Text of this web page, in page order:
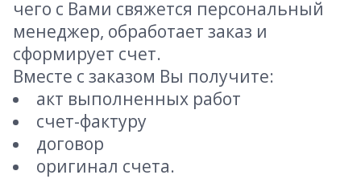
чего с Вами свяжется персональный
менеджер, обработает заказ и
сформирует счет.
Вместе с заказом Вы получите:
акт выполненных работ
счет-фактуру
договор
оригинал счета.